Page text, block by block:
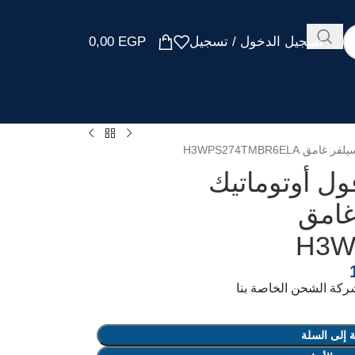
تسجيل الدخول / تسجيل 0,00 EGP
أوتوماتيك
إلى السلة